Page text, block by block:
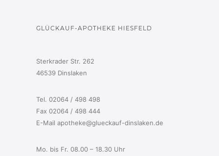
GLÜCKAUF-APOTHEKE HIESFELD
Sterkrader Str. 262
46539 Dinslaken
Tel. 02064 / 498 498
Fax 02064 / 498 444
E-Mail apotheke@glueckauf-dinslaken.de
Mo. bis Fr. 08.00 – 18.30 Uhr